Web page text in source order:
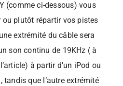
Y (comme ci-dessous) vous
ou plutôt répartir vos pistes
ne extrémité du câble sera
son continu de 19KHz ( à
à partir d’un iPod ou
que l ‘autre extrémité